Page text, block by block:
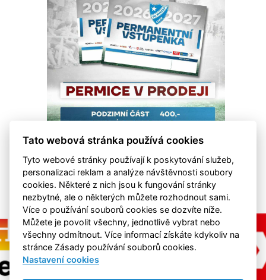
Tato webová stránka používá cookies
Tyto webové stránky používají k poskytování služeb,
personalizaci reklam a analýze návštěvnosti soubory
cookies. Některé z nich jsou k fungování stránky
nezbytné, ale o některých můžete rozhodnout sami.
Více o používání souborů cookies se dozvíte níže.
Můžete je povolit všechny, jednotlivě vybrat nebo
všechny odmítnout. Více informací získáte kdykoliv na
stránce Zásady používání souborů cookies.
Nastavení cookies